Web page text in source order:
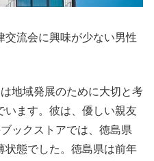
流会に興味が少ない男性
地域発展のために大切と考
います。彼は、優しい親友
ックストアでは、徳島県
状態でした。徳島県は前年